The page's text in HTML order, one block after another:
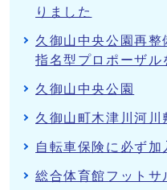
りました
久御山中央公園再整
指名型プロポーザル
久御山中央公園
久御山町木津川河川
自転車保険に必ず加
総合体育館フットサ